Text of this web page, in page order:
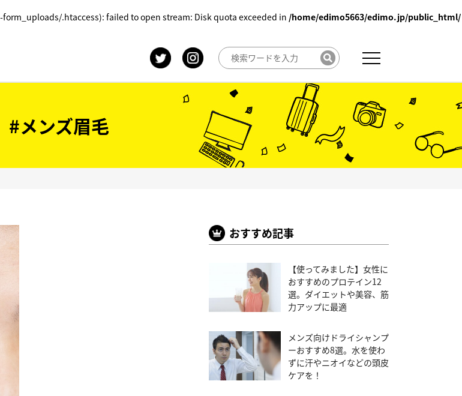
.htaccess): failed to open stream: Disk quota exceeded in /home/edimo5663/edimo.jp/public_html/
#メンズ眉毛
おすすめ記事
【使ってみました】女性に
おすすめのプロテイン12
選。ダイエットや美容、筋
力アップに最適
メンズ向けドライシャンプ
ーおすすめ8選。水を使わ
ずに汗やニオイなどの頭皮
ケアを！